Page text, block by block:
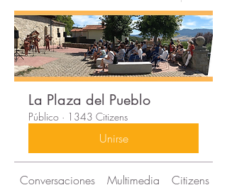
La Plaza del Pueblo
Público · 1343 Citizens
Unirse
Conversaciones Multimedia Citizens